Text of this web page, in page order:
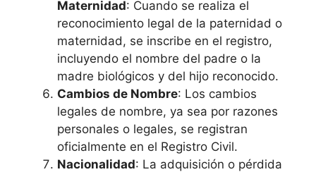
Maternidad: Cuando se realiza el
reconocimiento legal de la paternidad o
maternidad, se inscribe en el registro,
incluyendo el nombre del padre o la
madre biológicos y del hijo reconocido.
Cambios de Nombre: Los cambios
legales de nombre, ya sea por razones
personales o legales, se registran
oficialmente en el Registro Civil.
Nacionalidad: La adquisición o pérdida